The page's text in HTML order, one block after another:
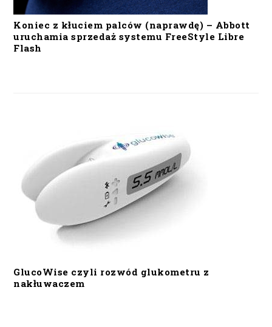
Koniec z kłuciem palców (naprawdę) – Abbott
uruchamia sprzedaż systemu FreeStyle Libre
Flash
GlucoWise czyli rozwód glukometru z
nakłuwaczem